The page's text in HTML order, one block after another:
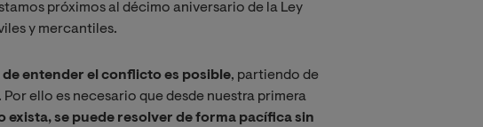
próximos al décimo aniversario de la Ley
y mercantiles.
entender el conflicto es posible, partiendo de
ello es necesario que desde nuestra primera
exista, se puede resolver de forma pacífica sin